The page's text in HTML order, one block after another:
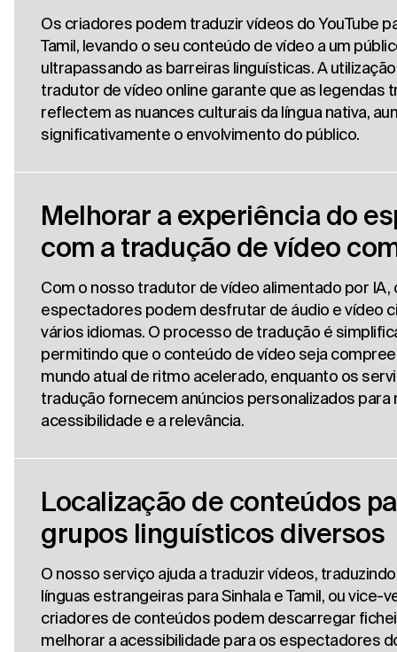
Os criadores podem traduzir vídeos do YouTube
Tamil, levando o seu conteúdo de vídeo a um
ultrapassando as barreiras linguísticas. A
tradutor de vídeo online garante que as legendas
reflectem as nuances culturais da língua nativa,
significativamente o envolvimento do público.
Melhorar a experiência do
com a tradução de vídeo
Com o nosso tradutor de vídeo alimentado por IA,
espectadores podem desfrutar de áudio e vídeo
vários idiomas. O processo de tradução é
permitindo que o conteúdo de vídeo seja
mundo atual de ritmo acelerado, enquanto os
tradução fornecem anúncios personalizados para
acessibilidade e a relevância.
Localização de conteúdos
grupos linguísticos diversos
O nosso serviço ajuda a traduzir vídeos,
línguas estrangeiras para Sinhala e Tamil, ou vice-
criadores de conteúdos podem descarregar
melhorar a acessibilidade para os espectadores